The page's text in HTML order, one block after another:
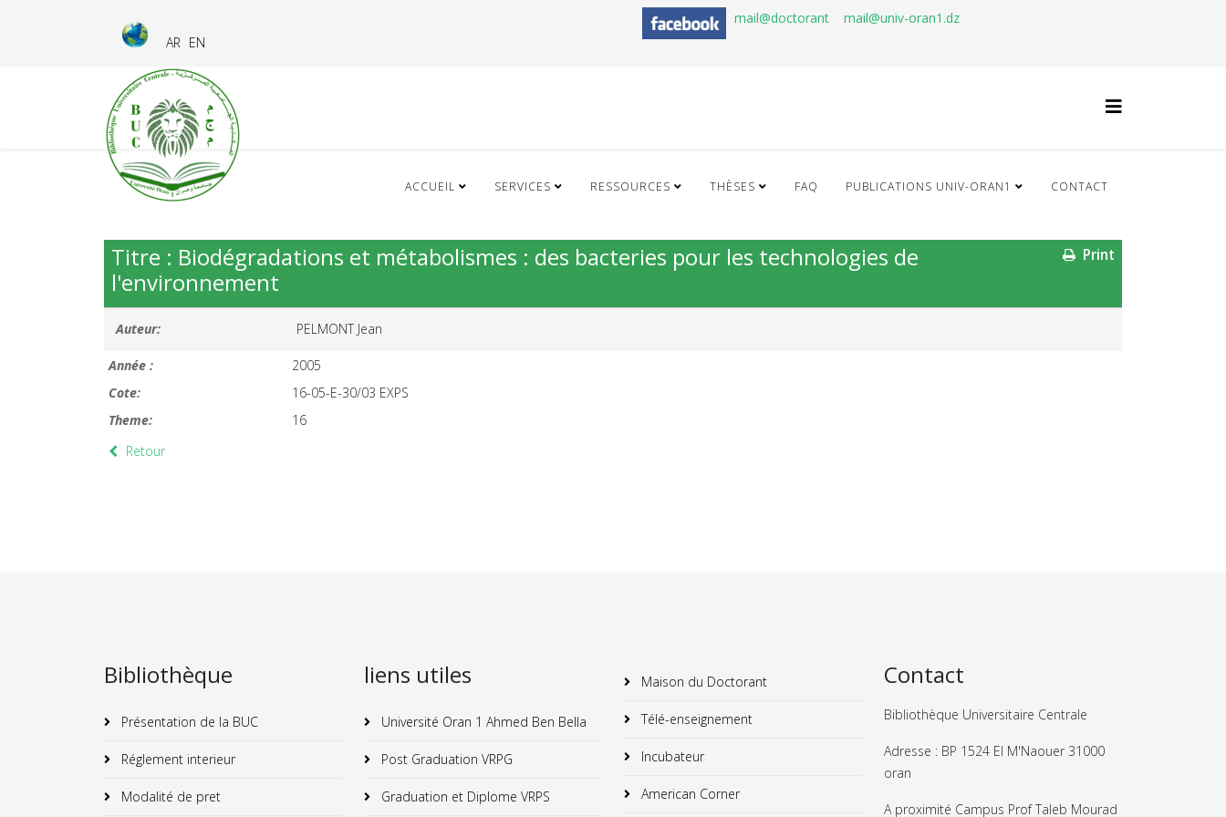
AR EN
mail@doctorant mail@univ-oran1.dz
ACCUEIL SERVICES RESSOURCES THÈSES FAQ PUBLICATIONS UNIV-ORAN1 CONTACT
Print
Titre : Biodégradations et métabolismes : des bacteries pour les technologies de
l'environnement
Auteur: PELMONT Jean
Année :
2005
Cote:
16-05-E-30/03 EXPS
Theme:
16
Retour
Bibliothèque
Présentation de la BUC
Réglement interieur
Modalité de pret
liens utiles
Université Oran 1 Ahmed Ben Bella
Post Graduation VRPG
Graduation et Diplome VRPS
Maison du Doctorant
Télé-enseignement
Incubateur
American Corner
Contact
Bibliothèque Universitaire Centrale
Adresse : BP 1524 El M'Naouer 31000
oran
A proximité Campus Prof Taleb Mourad